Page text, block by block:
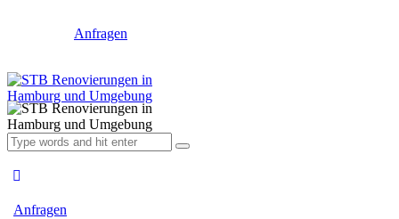
Anfragen
Anfragen